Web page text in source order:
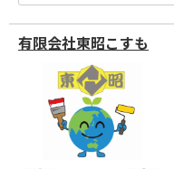
有限会社東昭こすも